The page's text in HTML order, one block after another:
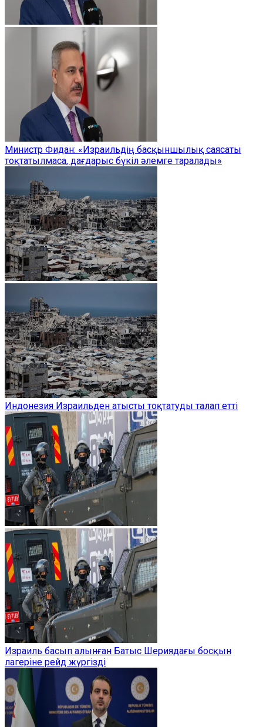
Министр Фидан: «Израильдің басқыншылық саясаты
тоқтатылмаса, дағдарыс бүкіл әлемге таралады»
Индонезия Израильден атысты тоқтатуды талап етті
Израиль басып алынған Батыс Шериядағы босқын
лагеріне рейд жүргізді